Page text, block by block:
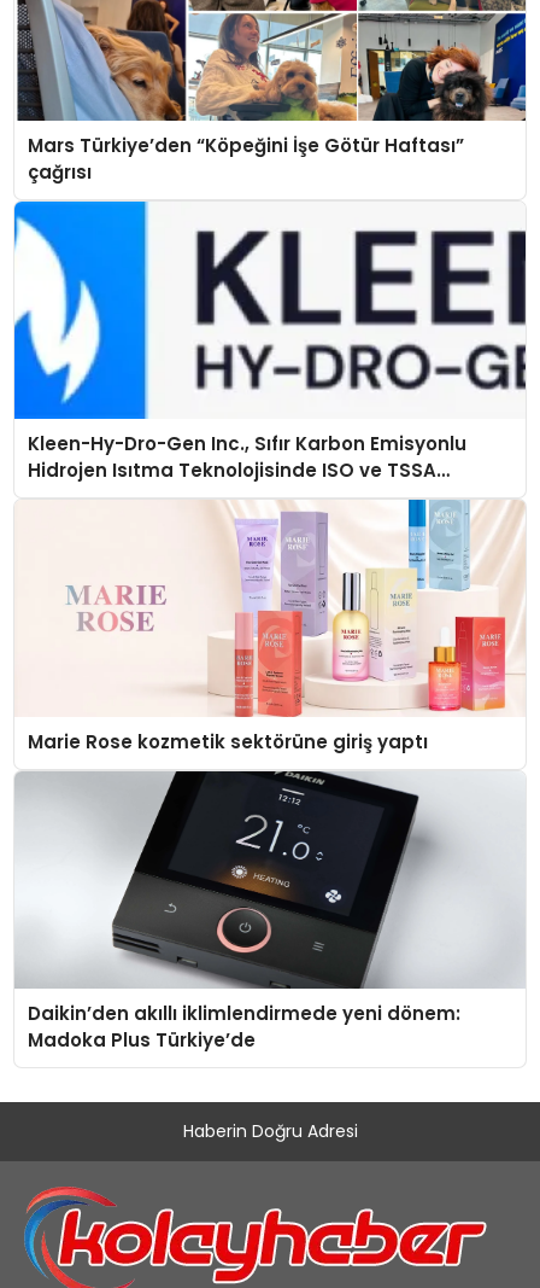
Mars Türkiye’den “Köpeğini İşe Götür Haftası”
çağrısı
Kleen-Hy-Dro-Gen Inc., Sıfır Karbon Emisyonlu
Hidrojen Isıtma Teknolojisinde ISO ve TSSA
Düzenleyici Onaylarını Aldı
Marie Rose kozmetik sektörüne giriş yaptı
Daikin’den akıllı iklimlendirmede yeni dönem:
Madoka Plus Türkiye’de
Haberin Doğru Adresi